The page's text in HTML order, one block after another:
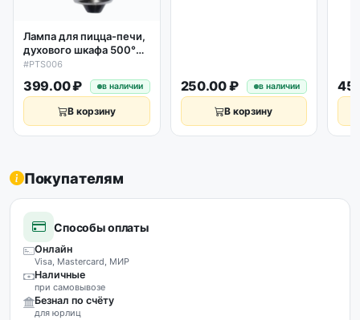
Лампа для пицца-печи,
духового шкафа 500°С,
40W, 230V, 16A, Е14
#PTS006
399.00 ₽ в наличии
В корзину
250.00 ₽ в наличии
В корзину
Покупателям
Способы оплаты
Онлайн
Visa, Mastercard, МИР
Наличные
при самовывозе
Безнал по счёту
для юрлиц